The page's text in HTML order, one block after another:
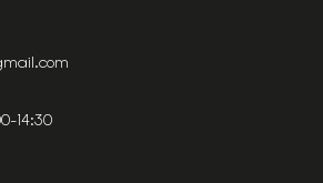
14:30